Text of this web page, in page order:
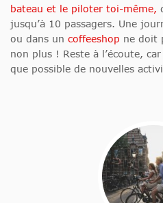
bateau et le piloter toi-même,
jusqu’à 10 passagers. Une
ou dans un coffeeshop ne doit
non plus ! Reste à l’écoute,
que possible de nouvelles